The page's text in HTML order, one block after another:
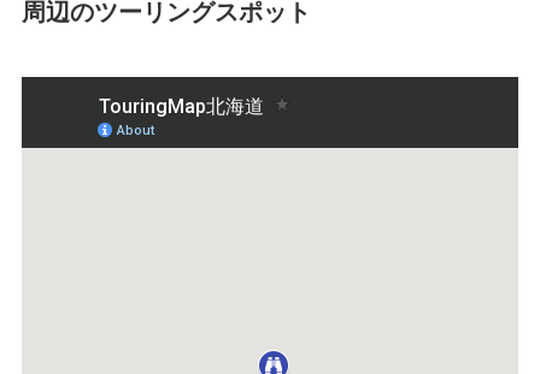
周辺のツーリングスポット